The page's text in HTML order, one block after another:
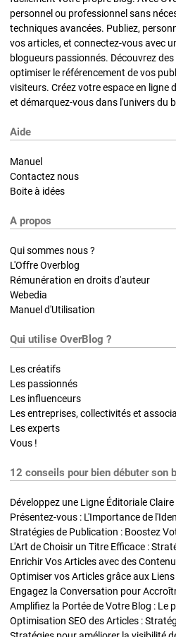
personnel ou professionnel sans
techniques avancées. Publiez,
vos articles, et connectez-vous avec
blogueurs passionnés. Découvrez
optimiser le référencement de vos
visiteurs. Créez votre espace en ligne
et démarquez-vous dans l'univers du
Aide
Manuel
Contactez nous
Boite à idées
A propos
Qui sommes nous ?
L'Offre Overblog
Rémunération en droits d'auteur
Webedia
Manuel d'Utilisation
Qui utilise OverBlog ?
Les créatifs
Les passionnés
Les influenceurs
Les entreprises, collectivités et
Les experts
Vous !
12 conseils pour bien débuter son
Développez une Ligne Éditoriale
Présentez-vous : L'Importance de
L'Art de Choisir un Titre Efficace :
Optimiser vos Articles grâce aux Liens
Engagez la Conversation pour
Amplifiez la Portée de Votre Blog : Le